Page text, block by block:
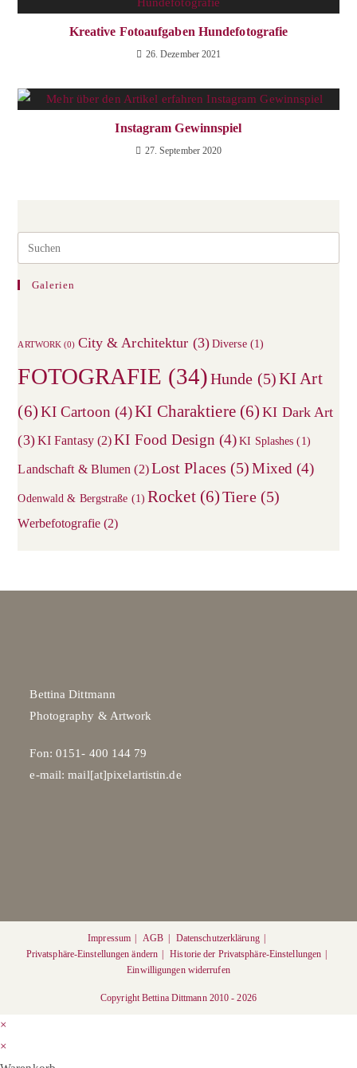
Kreative Fotoaufgaben Hundefotografie
26. Dezember 2021
Instagram Gewinnspiel
27. September 2020
Galerien
ARTWORK (0) City & Architektur (3)Diverse(1)
FOTOGRAFIE (34)Hunde (5)KI Art
(6)KI Cartoon (4)KI Charaktiere(6) KI Dark Art
(3)KI Fantasy(2)KI Food Design (4) KI Splashes (1)
Landschaft & Blumen (2)Lost Places (5) Mixed (4)
Odenwald & Bergstraße (1) Rocket(6)Tiere(5)
Werbefotografie(2)
Bettina Dittmann
Photography & Artwork
Fon: 0151- 400 144 79
e-mail: mail[at]pixelartistin.de
Impressum AGB
Datenschutzerklärung
Privatsphäre-Einstellungen ändern
Historie der Privatsphäre-Einstellungen
Einwilligungen widerrufen
Copyright Bettina Dittmann 2010 - 2026
×
×